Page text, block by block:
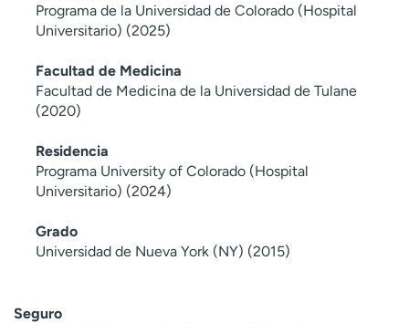
Programa de la Universidad de Colorado (Hospital
Universitario) (2025)
Facultad de Medicina
Facultad de Medicina de la Universidad de Tulane
(2020)
Residencia
Programa University of Colorado (Hospital
Universitario) (2024)
Grado
Universidad de Nueva York (NY) (2015)
Seguro